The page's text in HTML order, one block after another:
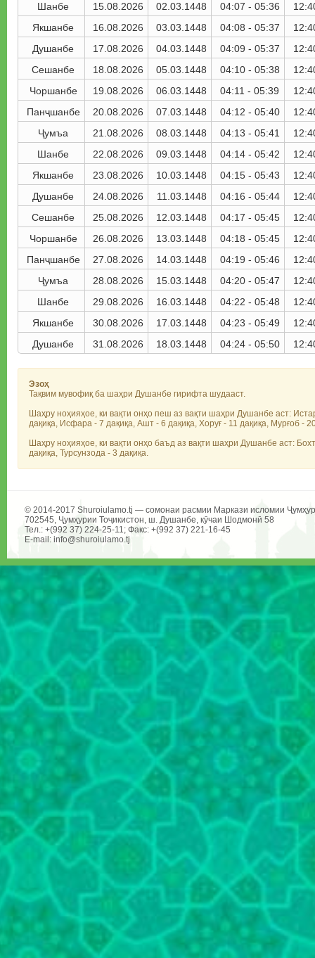
Шанбе
15.08.2026 02.03.1448 04:07 - 05:36
Якшанбе
16.08.2026 03.03.1448 04:08 - 05:37
Душанбе
17.08.2026 04.03.1448 04:09 - 05:37
Сешанбе
18.08.2026 05.03.1448 04:10 - 05:38
Чоршанбе
19.08.2026 06.03.1448 04:11 - 05:39
Панҷшанбе
20.08.2026 07.03.1448 04:12 - 05:40
Ҷумъа
21.08.2026 08.03.1448 04:13 - 05:41
Шанбе
22.08.2026 09.03.1448 04:14 - 05:42
Якшанбе
23.08.2026 10.03.1448 04:15 - 05:43
Душанбе
24.08.2026 11.03.1448 04:16 - 05:44
Сешанбе
25.08.2026 12.03.1448 04:17 - 05:45
Чоршанбе
26.08.2026 13.03.1448 04:18 - 05:45
Панҷшанбе
27.08.2026 14.03.1448 04:19 - 05:46
Ҷумъа
28.08.2026 15.03.1448 04:20 - 05:47
Шанбе
29.08.2026 16.03.1448 04:22 - 05:48
Якшанбе
30.08.2026 17.03.1448 04:23 - 05:49
Душанбе
31.08.2026 18.03.1448 04:24 - 05:50
Эзоҳ
Тақвим мувофиқ ба шаҳри Душанбе гирифта шудааст.
Шаҳру ноҳияҳое, ки вақти онҳо пеш аз вақти шаҳри Душанбе аст:
дақиқа, Исфара - 7 дақиқа, Ашт - 6 дақиқа, Хоруғ - 11 дақиқа, Мурғоб
Шаҳру ноҳияҳое, ки вақти онҳо баъд аз вақти шаҳри Душанбе аст:
дақиқа, Турсунзода - 3 дақиқа.
© 2014-2017 Shuroiulamo.tj — сомонаи расмии Маркази исломии
702545, Ҷумҳурии Тоҷикистон, ш. Душанбе, кӯчаи Шодмонӣ 58
Тел.: +(992 37) 224-25-11; Факс: +(992 37) 221-16-45
E-mail: info@shuroiulamo.tj